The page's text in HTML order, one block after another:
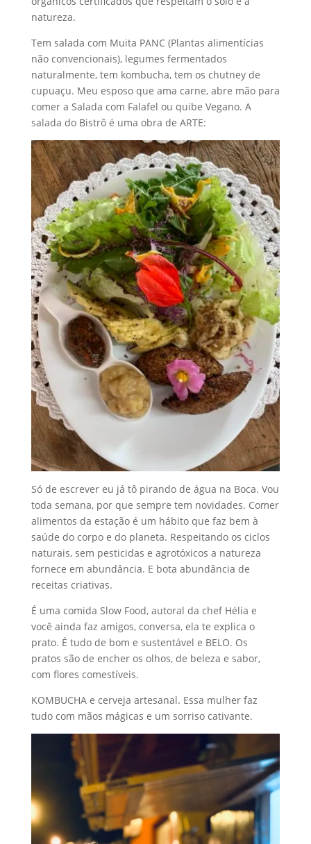
natureza.
Tem salada com Muita PANC (Plantas alimentícias
não convencionais), legumes fermentados
naturalmente, tem kombucha, tem os chutney de
cupuaçu. Meu esposo que ama carne, abre mão para
comer a Salada com Falafel ou quibe Vegano. A
salada do Bistrô é uma obra de ARTE:
Só de escrever eu já tô pirando de água na Boca. Vou
toda semana, por que sempre tem novidades. Comer
alimentos da estação é um hábito que faz bem à
saúde do corpo e do planeta. Respeitando os ciclos
naturais, sem pesticidas e agrotóxicos a natureza
fornece em abundância. E bota abundância de
receitas criativas.
É uma comida Slow Food, autoral da chef Hélia e
você ainda faz amigos, conversa, ela te explica o
prato. É tudo de bom e sustentável e BELO. Os
pratos são de encher os olhos, de beleza e sabor,
com flores comestíveis.
KOMBUCHA e cerveja artesanal. Essa mulher faz
tudo com mãos mágicas e um sorriso cativante.